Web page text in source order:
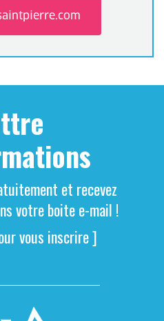
et recevez
votre boite e-mail !
vous inscrire ]